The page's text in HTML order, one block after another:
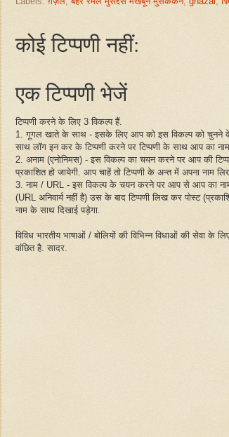
कोई टिप्पणी नहीं:
एक टिप्पणी भेजें
टिप्पणी करने के लिए 3 विकल्प हैं.
1. गूगल खाते के साथ - इसके लिए आप को इस विकल्प को चुनने
साथ लॉग इन कर के टिप्पणी करने पर टिप्पणी के साथ आप का
2. अनाम (एनोनिमस) - इस विकल्प का चयन करने पर आप की
प्रकाशित हो जायेगी. आप चाहें तो टिप्पणी के अन्त में अपना नाम
3. नाम / URL - इस विकल्प के चयन करने पर आप से आप का
(URL अनिवार्य नहीं है) उस के बाद टिप्पणी लिख कर पोस्ट
नाम के साथ दिखाई पड़ेगा.
विविध भारतीय भाषाओं / बोलियों की विभिन्न विधाओं की सेवा
वांछित है. सादर.